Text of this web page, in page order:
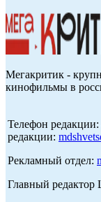
Мегакритик -
кинофильмы в
Телефон редакции:
редакции:
Рекламный отдел:
Главный